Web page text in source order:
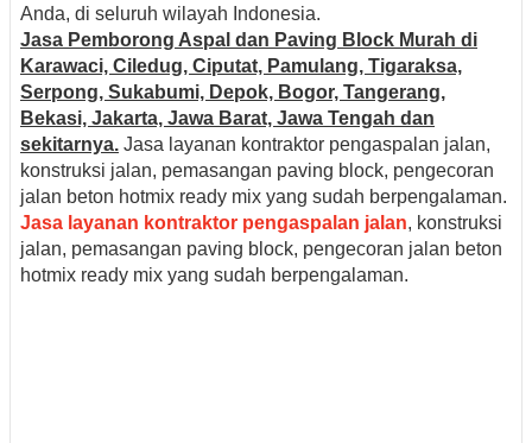
Anda, di seluruh wilayah Indonesia.
Jasa Pemborong Aspal dan Paving Block Murah di
Karawaci, Ciledug, Ciputat, Pamulang, Tigaraksa,
Serpong, Sukabumi, Depok, Bogor, Tangerang,
Bekasi, Jakarta, Jawa Barat, Jawa Tengah dan
sekitarnya. Jasa layanan kontraktor pengaspalan jalan,
konstruksi jalan, pemasangan paving block, pengecoran
jalan beton hotmix ready mix yang sudah berpengalaman.
Jasa layanan kontraktor pengaspalan jalan, konstruksi
jalan, pemasangan paving block, pengecoran jalan beton
hotmix ready mix yang sudah berpengalaman.